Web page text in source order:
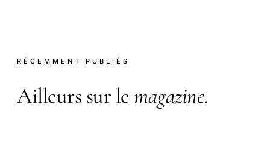
RÉCEMMENT PUBLIÉS
Ailleurs sur le magazine.